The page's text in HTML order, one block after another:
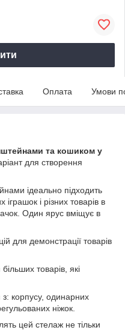
Оплата Умови
та кошиком у
для створення
ідеально підходить
і різних товарів в
Один ярус вміщує в
для демонстрації товарів
товарів, які
з: корпусу, одинарних
ніжок.
цей стелаж не тільки